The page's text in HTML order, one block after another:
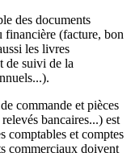
des documents
financière (facture, bon
les livres
de suivi de la
commande et pièces
bancaires...) est
comptables et comptes
commerciaux doivent